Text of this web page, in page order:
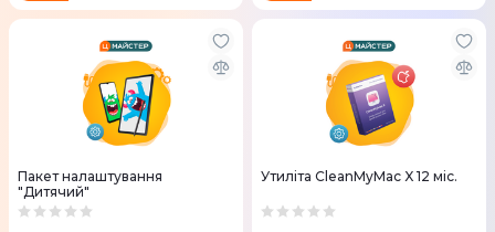
Пакет налаштування
"Дитячий"
Утиліта CleanMyMac X 12 міс.